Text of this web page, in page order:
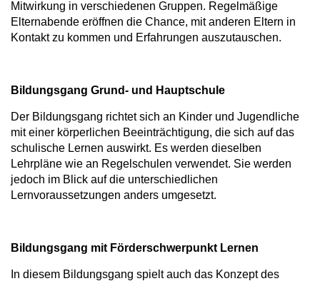
Mitwirkung in verschiedenen Gruppen. Regelmäßige
Elternabende eröffnen die Chance, mit anderen Eltern in
Kontakt zu kommen und Erfahrungen auszutauschen.
Bildungsgang Grund- und Hauptschule
Der Bildungsgang richtet sich an Kinder und Jugendliche
mit einer körperlichen Beeinträchtigung, die sich auf das
schulische Lernen auswirkt. Es werden dieselben
Lehrpläne wie an Regelschulen verwendet. Sie werden
jedoch im Blick auf die unterschiedlichen
Lernvoraussetzungen anders umgesetzt.
Bildungsgang mit Förderschwerpunkt Lernen
In diesem Bildungsgang spielt auch das Konzept des